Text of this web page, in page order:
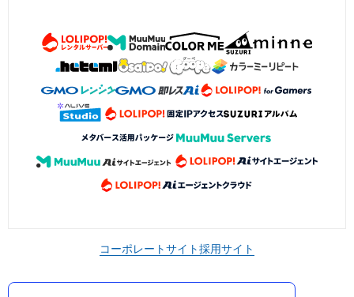
コーポレートサイト採用サイト